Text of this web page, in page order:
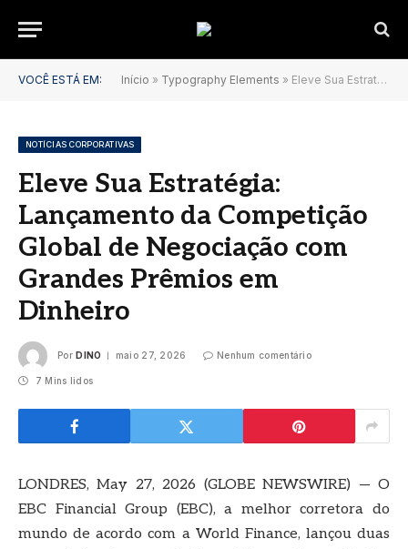
VOCÊ ESTÁ EM: Início » Typography Elements » Eleve Sua Estratégia: Lançamento da Competição Global de Negociação com Grandes Prêmios em Dinheiro
NOTÍCIAS CORPORATIVAS
Eleve Sua Estratégia:
Lançamento da Competição
Global de Negociação com
Grandes Prêmios em
Dinheiro
Por DINO maio 27, 2026 Nenhum comentário
7 Mins lidos
LONDRES, May 27, 2026 (GLOBE NEWSWIRE) — O
EBC Financial Group (EBC), a melhor corretora do
mundo de acordo com a World Finance, lançou duas